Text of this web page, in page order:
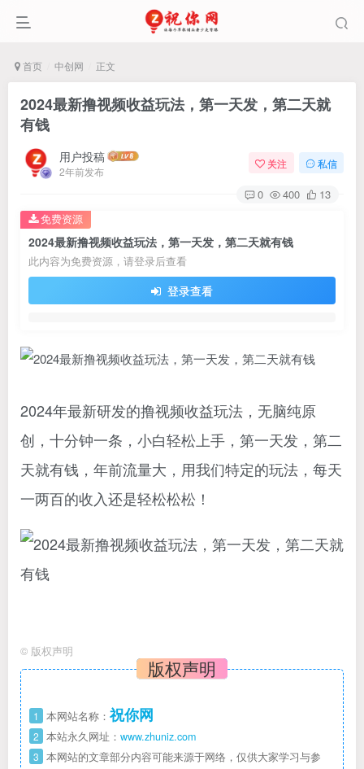
首页 中创网 正文
2024最新撸视频收益玩法，第一天发，第二天就
有钱
用户投稿
2年前发布
关注 私信
0 400 13
2024最新撸视频收益玩法，第一天发，第二天就有钱
此内容为免费资源，请登录后查看
登录查看
免费资源
2024年最新研发的撸视频收益玩法，无脑纯原
创，十分钟一条，小白轻松上手，第一天发，第二
天就有钱，年前流量大，用我们特定的玩法，每天
一两百的收入还是轻松松松！
© 版权声明
版权声明
1 本网站名称： 祝你网
2 本站永久网址： www.zhuniz.com
3 本网站的文章部分内容可能来源于网络，仅供大家学习与参